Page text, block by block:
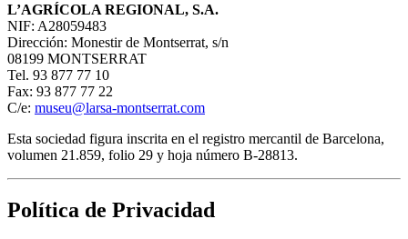
L’AGRÍCOLA REGIONAL, S.A.
NIF: A28059483
Dirección: Monestir de Montserrat, s/n
08199 MONTSERRAT
Tel. 93 877 77 10
Fax: 93 877 77 22
C/e: museu@larsa-montserrat.com
Esta sociedad figura inscrita en el registro mercantil de Barcelona,
volumen 21.859, folio 29 y hoja número B-28813.
Política de Privacidad